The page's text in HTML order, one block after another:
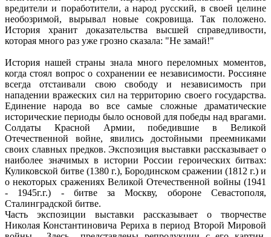
вредители и поработители, а народ русский, в своей целине
необозримой, вырывал новые сокровища. Так положено.
История хранит доказательства высшей справедливости,
которая много раз уже грозно сказала: "Не замай!"
История нашей страны знала много переломных моментов,
когда стоял вопрос о сохранении ее независимости. Россияне
всегда отстаивали свою свободу и независимость при
нападении вражеских сил на территорию своего государства.
Единение народа во все самые сложные драматические
исторические периоды было основой для победы над врагами.
Солдаты Красной Армии, победившие в Великой
Отечественной войне, явились достойными преемниками
своих славных предков. Экспозиция выставки рассказывает о
наиболее значимых в истории России героических битвах:
Куликовской битве (1380 г.), Бородинском сражении (1812 г.) и
о некоторых сражениях Великой Отечественной войны (1941
- 1945г.г.) - битве за Москву, обороне Севастополя,
Сталинградской битве.
Часть экспозиции выставки рассказывает о творчестве
Николая Константиновича Рериха в период Второй Мировой